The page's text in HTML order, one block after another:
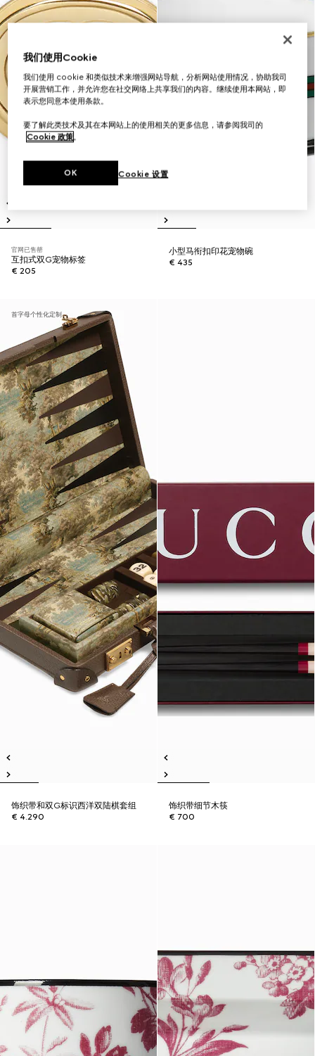
官网已售罄
互扣式双G宠物标签
€ 205
小型马衔扣印花宠物碗
€ 435
首字母个性化定制
饰织带和双G标识西洋双陆棋套组
€ 4.290
饰织带细节木筷
€ 700
我们使用Cookie
我们使用 cookie 和类似技术来增强网站导航，分析网站使用情况，协助我司
开展营销工作，并允许您在社交网络上共享我们的内容。继续使用本网站，即
表示您同意本使用条款。
要了解此类技术及其在本网站上的使用相关的更多信息，请参阅我司的
Cookie 政策。
Cookie 设置
OK